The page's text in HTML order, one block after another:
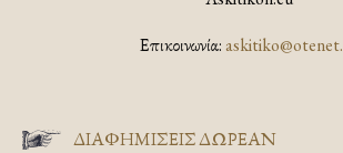
Επικοινωνία:
ΔΙΑΦΗΜΊΣΕΙΣ ΔΩΡΕΆΝ